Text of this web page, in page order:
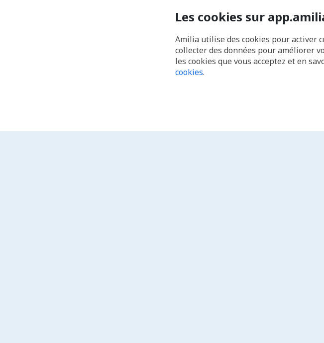
Les cookies sur
Amilia utilise des cookies pour activer
collecter des données pour améliorer
les cookies que vous acceptez et en
cookies.